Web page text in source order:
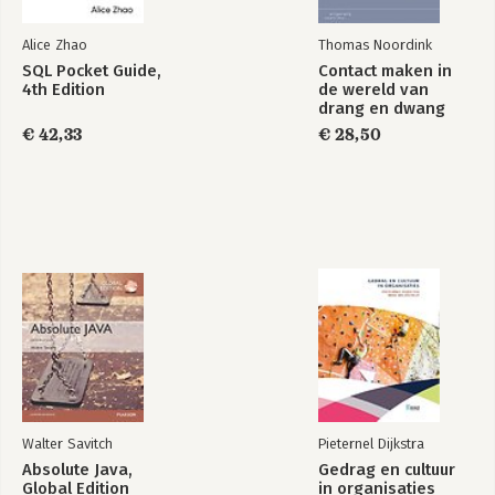
5. Mijn effectiviteit – HET & IK 77
Ideale situatie 78
Reflectie: urgent versus belangrijk 79
Werken met focus en flow 81
Activiteit: effectief door perspectief en controle 82
Ideale situatie 89
Reflectie: navelstaren versus doorbuffelen 90
Hoe kan ik soepel navigeren in persoonlijke
veranderprocessen? 90
Mijn persoonsaspecten in kaart brengen 93
Activiteit: zelfcompassie bij moeilijk veranderbaar gedrag 96
Activiteit: kwaliteit cultiveren 102
Activiteit: vragenlijst ‘mijn ideale werk’ 105
Samenvatting 107
Alice Zhao
SQL Pocket Guide,
4th Edition
€ 42,33
Thomas Noordink
Contact maken in
de wereld van
drang en dwang
€ 28,50
Walter Savitch
Absolute Java,
Global Edition
Pieternel Dijkstra
Gedrag en cultuur
in organisaties